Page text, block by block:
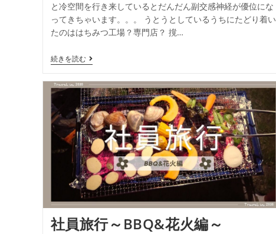
と冷空間を行き来しているとだんだん副交感神経が優位にな
ってきちゃいます。。。 うとうとしているうちにたどり着い
たのははちみつ工場？専門店？ 撹…
続きを読む
社員旅行～BBQ&花火編～